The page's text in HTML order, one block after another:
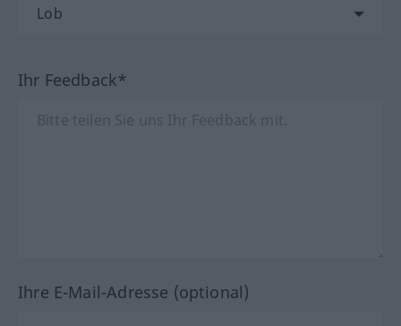
Ihr Feedback*
Ihre E-Mail-Adresse (optional)